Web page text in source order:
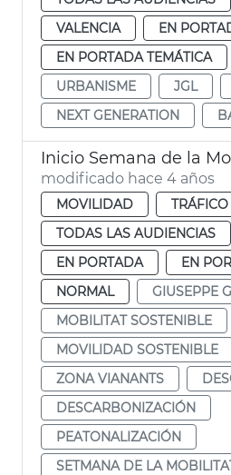
VALENCIA
EN
EN PORTADA TEMÁTICA
URBANISME
JGL
NEXT GENERATION
Inicio Semana de la
modificado hace 4 años
MOVILIDAD
TRÁFICO
TODAS LAS AUDIENCIAS
EN PORTADA
EN
NORMAL
GIUSEPPE
MOBILITAT SOSTENIBLE
MOVILIDAD SOSTENIBLE
ZONA VIANANTS
DESCARBONIZACIÓN
PEATONALIZACIÓN
SETMANA DE LA